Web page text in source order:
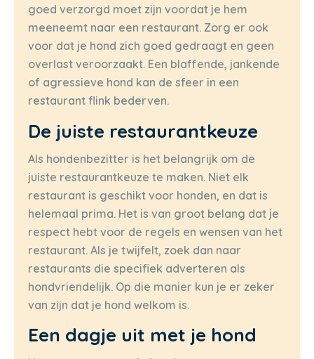
goed verzorgd moet zijn voordat je hem
meeneemt naar een restaurant. Zorg er ook
voor dat je hond zich goed gedraagt en geen
overlast veroorzaakt. Een blaffende, jankende
of agressieve hond kan de sfeer in een
restaurant flink bederven.
De juiste restaurantkeuze
Als hondenbezitter is het belangrijk om de
juiste restaurantkeuze te maken. Niet elk
restaurant is geschikt voor honden, en dat is
helemaal prima. Het is van groot belang dat je
respect hebt voor de regels en wensen van het
restaurant. Als je twijfelt, zoek dan naar
restaurants die specifiek adverteren als
hondvriendelijk. Op die manier kun je er zeker
van zijn dat je hond welkom is.
Een dagje uit met je hond